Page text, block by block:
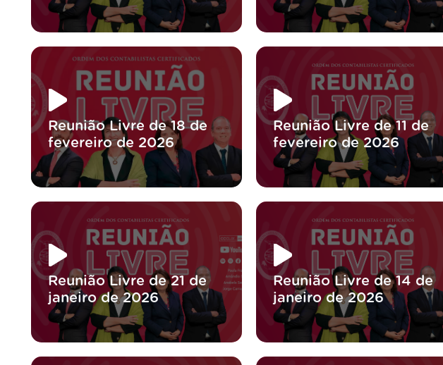
Reunião Livre de 18 de
fevereiro de 2026
Reunião Livre de 11 de
fevereiro de 2026
Reunião Livre de 21 de
janeiro de 2026
Reunião Livre de 14 de
janeiro de 2026